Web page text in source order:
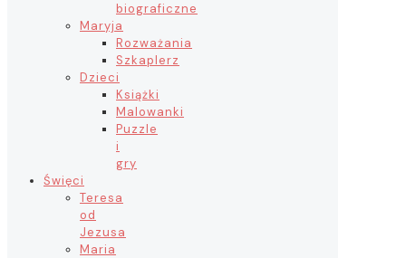
biograficzne
Maryja
Rozważania
Szkaplerz
Dzieci
Książki
Malowanki
Puzzle
i
gry
Święci
Teresa
od
Jezusa
Maria